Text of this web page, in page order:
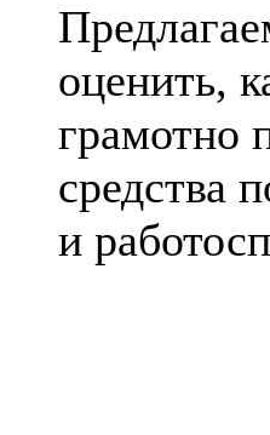
оценить,
грамотно
средства
и